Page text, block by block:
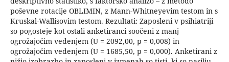
poševne rotacije OBLIMIN, z Mann-Whitneyevim testom in s
Kruskal-Wallisovim testom. Rezultati: Zaposleni v psihiatriji
so pogosteje kot ostali anketiranci soočeni z manj
ogrožajočim vedenjem (U = 2092,00, p = 0,008) in
ogrožajočim vedenjem (U = 1685,50, p = 0,000). Anketirani z